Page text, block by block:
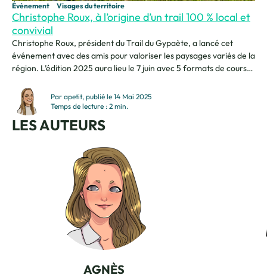
Christophe Roux, à l’origine d’un trail 100 % local et
convivial
Évènement Visages du territoire
Christophe Roux, président du Trail du Gypaète, a lancé cet
événement avec des amis pour valoriser les paysages variés de la
région. L’édition 2025 aura lieu le 7 juin avec 5 formats de course
et sommets. Je m’appelle Christophe Roux et je...
Par apetit, publié le 14 Mai 2025
Temps de lecture : 2 min.
LES AUTEURS
AGNÈS